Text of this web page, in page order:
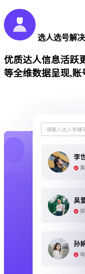
选人选号解
优质达人信息活跃
等全维数据呈现,账